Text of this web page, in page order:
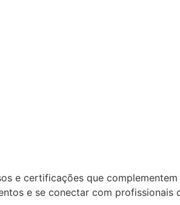
e certificações que
e se conectar com profissionais